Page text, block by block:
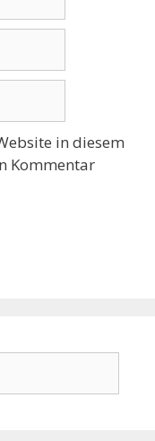
in diesem
Kommentar